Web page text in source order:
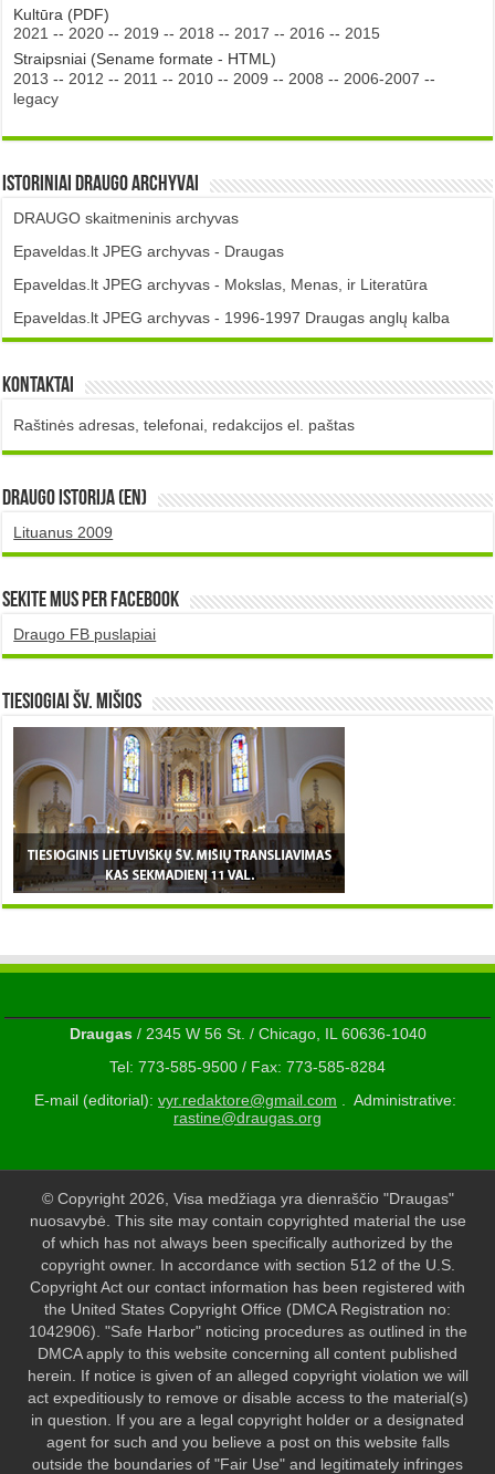
Kultūra (PDF)
2021 -- 2020 -- 2019 -- 2018 -- 2017 -- 2016 -- 2015
Straipsniai (Sename formate - HTML)
2013 -- 2012 -- 2011 -- 2010 -- 2009 -- 2008 -- 2006-2007 --
legacy
Istoriniai DRAUGO Archyvai
DRAUGO skaitmeninis archyvas
Epaveldas.lt JPEG archyvas - Draugas
Epaveldas.lt JPEG archyvas - Mokslas, Menas, ir Literatūra
Epaveldas.lt JPEG archyvas - 1996-1997 Draugas anglų kalba
Kontaktai
Raštinės adresas, telefonai, redakcijos el. paštas
DRAUGO istorija (EN)
Lituanus 2009
Sekite mus per Facebook
Draugo FB puslapiai
TIESIOGIAI šv. MIŠIOS
Draugas/ 2345 W 56 St. / Chicago, IL 60636-1040
Tel: 773-585-9500 / Fax: 773-585-8284
E-mail (editorial): vyr.redaktore@gmail.com . Administrative:
rastine@draugas.org
© Copyright 2026, Visa medžiaga yra dienraščio "Draugas"
nuosavybė. This site may contain copyrighted material the use
of which has not always been specifically authorized by the
copyright owner. In accordance with section 512 of the U.S.
Copyright Act our contact information has been registered with
the United States Copyright Office (DMCA Registration no:
1042906). "Safe Harbor" noticing procedures as outlined in the
DMCA apply to this website concerning all content published
herein. If notice is given of an alleged copyright violation we will
act expeditiously to remove or disable access to the material(s)
in question. If you are a legal copyright holder or a designated
agent for such and you believe a post on this website falls
outside the boundaries of "Fair Use" and legitimately infringes